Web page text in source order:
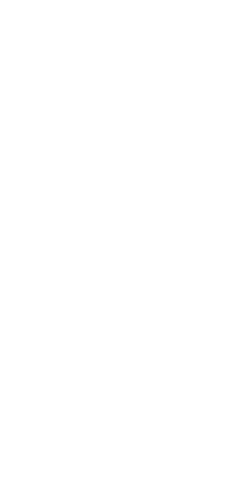
Rafael
Cartuja para